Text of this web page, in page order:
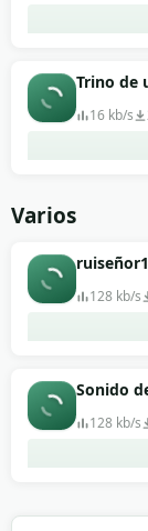
Trino de
16 kb/s
Varios
ruiseñor1
128 kb/s
Sonido
128 kb/s